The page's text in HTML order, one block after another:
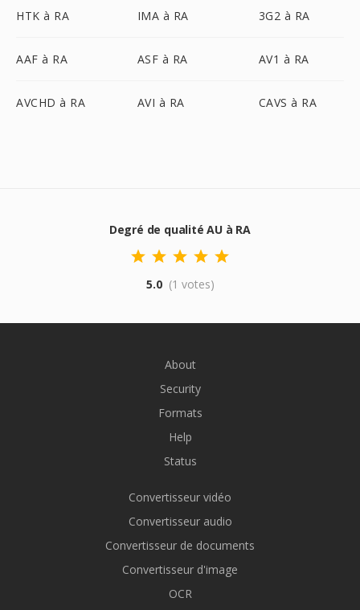
HTK à RA IMA à RA 3G2 à RA
AAF à RA ASF à RA AV1 à RA
AVCHD à RA AVI à RA CAVS à RA
Degré de qualité AU à RA
5.0 (1 votes)
About
Security
Formats
Help
Status
Convertisseur vidéo
Convertisseur audio
Convertisseur de documents
Convertisseur d'image
OCR